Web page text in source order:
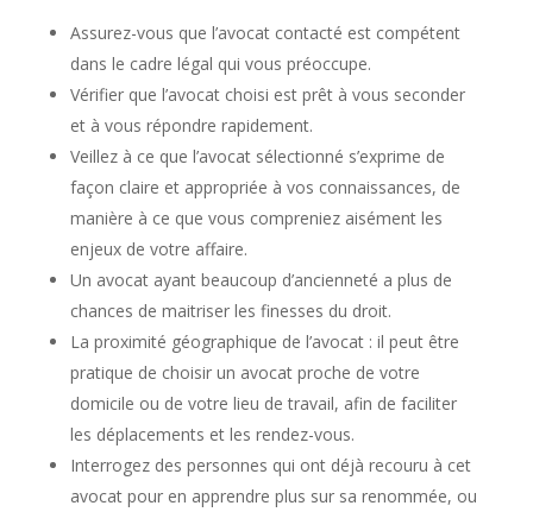
Assurez-vous que l’avocat contacté est compétent
dans le cadre légal qui vous préoccupe.
Vérifier que l’avocat choisi est prêt à vous seconder
et à vous répondre rapidement.
Veillez à ce que l’avocat sélectionné s’exprime de
façon claire et appropriée à vos connaissances, de
manière à ce que vous compreniez aisément les
enjeux de votre affaire.
Un avocat ayant beaucoup d’ancienneté a plus de
chances de maitriser les finesses du droit.
La proximité géographique de l’avocat : il peut être
pratique de choisir un avocat proche de votre
domicile ou de votre lieu de travail, afin de faciliter
les déplacements et les rendez-vous.
Interrogez des personnes qui ont déjà recouru à cet
avocat pour en apprendre plus sur sa renommée, ou